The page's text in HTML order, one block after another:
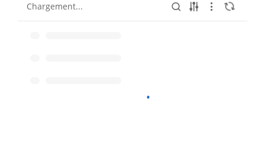
Chargement...